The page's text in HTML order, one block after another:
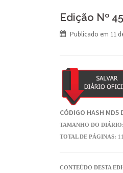
Edição Nº
Publicado em 11
CÓDIGO HASH MD5
TAMANHO DO DIÁRIO:
TOTAL DE PÁGINAS: 11
CONTEÚDO DESTA